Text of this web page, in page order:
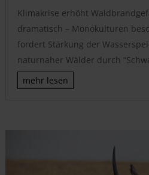
Klimakrise erhöht
dramatisch – Monokulturen
fordert Stärkung der
naturnaher Wälder durch
mehr lesen